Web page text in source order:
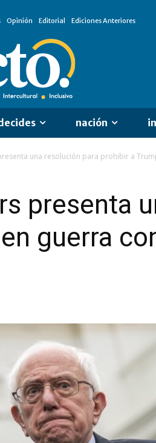
Opinión Editorial Ediciones Anteriores
nación
una resolución para prohibir a
presenta
guerra